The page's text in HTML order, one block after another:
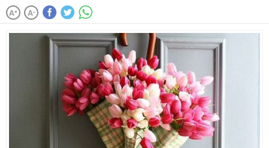
A+ A-